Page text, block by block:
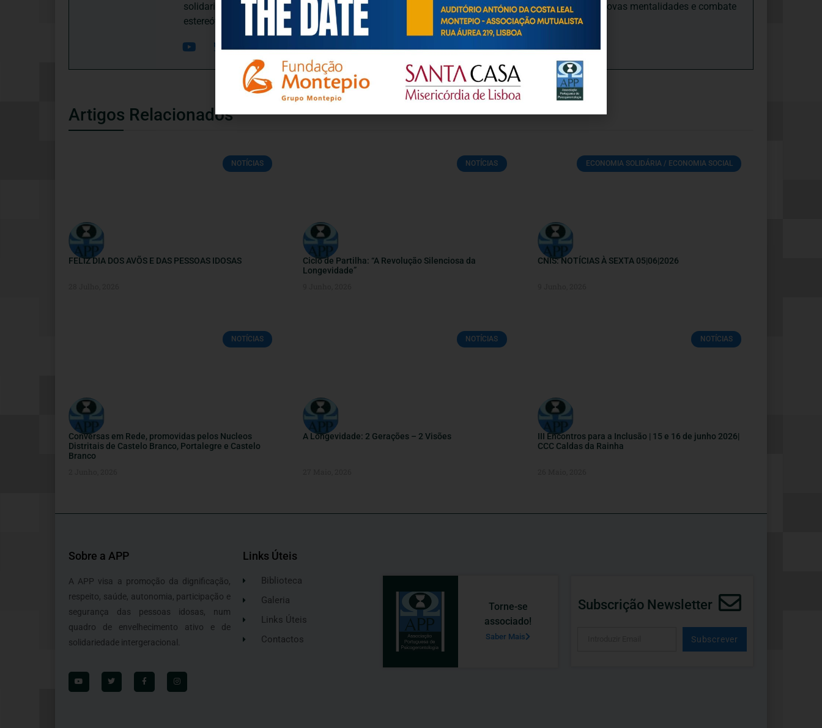
solidariedade intergeracional, e de uma sociedade mais inclusiva para todas as idades, promove novas mentalidades e combate
estereótipos negativos relativamente à idade e ao envelhecimento.
Artigos Relacionados
NOTÍCIAS
FELIZ DIA DOS AVÕS E DAS PESSOAS IDOSAS
NOTÍCIAS
Ciclo de Partilha: “A Revolução Silenciosa da
Longevidade”
ECONOMIA SOLIDÁRIA / ECONOMIA SOCIAL
CNIS: NOTÍCIAS À SEXTA 05|06|2026
NOTÍCIAS
Conversas em Rede, promovidas pelos Nucleos
Distritais de Castelo Branco, Portalegre e Castelo
Branco
NOTÍCIAS
A Longevidade: 2 Gerações – 2 Visões
NOTÍCIAS
III Encontros para a Inclusão | 15 e 16 de junho 2026|
CCC Caldas da Rainha
Sobre a APP
A APP visa a promoção da dignificação,
respeito, saúde, autonomia, participação e
segurança das pessoas idosas, num
quadro de envelhecimento ativo e de
solidariedade intergeracional.
Links Úteis
Biblioteca
Galeria
Links Úteis
Contactos
Torne-se
associado!
Saber Mais
Subscrição Newsletter
Subscrever